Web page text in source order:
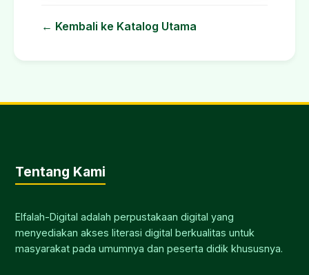
← Kembali ke Katalog Utama
Tentang Kami
Elfalah-Digital adalah perpustakaan digital yang
menyediakan akses literasi digital berkualitas untuk
masyarakat pada umumnya dan peserta didik khususnya.